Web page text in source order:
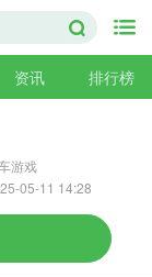
资讯 排行榜
游戏
05-11 14:28